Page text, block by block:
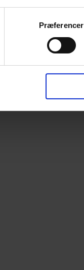
Præferencer